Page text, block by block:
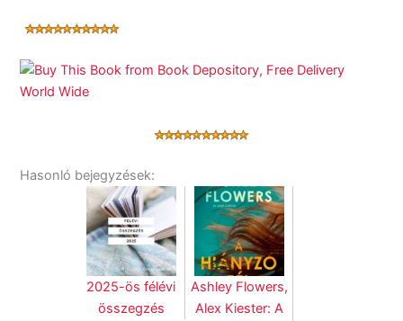
Hasonló bejegyzések:
2025-ös félévi
összegzés
Ashley Flowers,
Alex Kiester: A